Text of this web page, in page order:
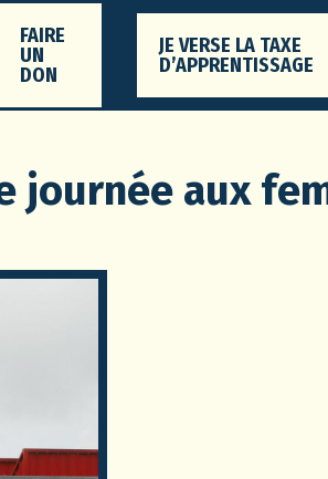
FAIRE
UN
DON
JE VERSE LA TAXE
D’APPRENTISSAGE
journée aux